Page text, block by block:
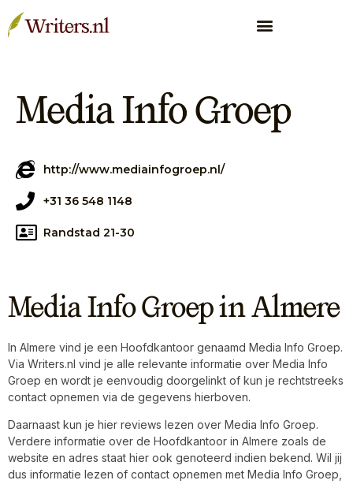
Media Info Groep
http://www.mediainfogroep.nl/
+31 36 548 1148
Randstad 21-30
Media Info Groep in Almere
In Almere vind je een Hoofdkantoor genaamd Media Info Groep.
Via Writers.nl vind je alle relevante informatie over Media Info
Groep en wordt je eenvoudig doorgelinkt of kun je rechtstreeks
contact opnemen via de gegevens hierboven.
Daarnaast kun je hier reviews lezen over Media Info Groep.
Verdere informatie over de Hoofdkantoor in Almere zoals de
website en adres staat hier ook genoteerd indien bekend. Wil jij
dus informatie lezen of contact opnemen met Media Info Groep,